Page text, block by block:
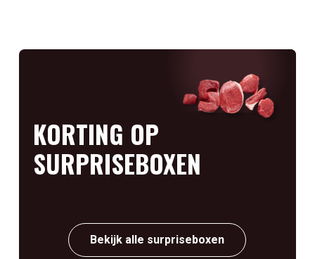
KORTING OP
SURPRISEBOXEN
Bekijk alle surpriseboxen